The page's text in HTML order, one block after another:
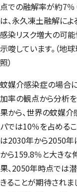
点での融解率が約7％
は、永久凍土融解に
感染リスク増大の可
示唆しています。（
照）
蚊媒介感染症の場合に
加率の観点から分析
果から、世界の蚊媒
パでは10％を占める
は2030年から2050年
から159.8％と大きな
果、2050年時点では
きることが期待されま